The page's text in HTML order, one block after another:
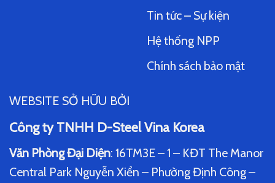
Tin tức – Sự kiện
Hệ thống NPP
Chính sách bảo mật
WEBSITE SỞ HỮU BỞI
Công ty TNHH D-Steel Vina Korea
Văn Phòng Đại Diện: 16TM3E – 1 – KĐT The Manor
Central Park Nguyễn Xiển – Phường Định Công –